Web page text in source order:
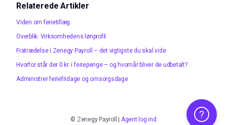
Relaterede Artikler
Viden om ferietillæg
Overblik: Virksomhedens lønprofil
Fratrædelse i Zenegy Payroll – det vigtigste du skal vide
Hvorfor står der 0 kr. i feriepenge – og hvornår bliver de udbetalt?
Administrer feriefridage og omsorgsdage
© Zenegy Payroll | Agent log ind
Brug for